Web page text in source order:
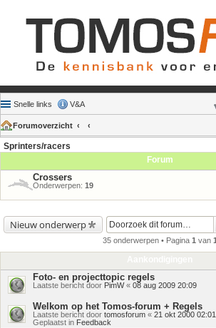
Snelle links V&A
Forumoverzicht
Sprinters/racers
Forum
Crossers
Onderwerpen: 19
Nieuw onderwerp
35 onderwerpen • Pagina 1 van 1
Foto- en projecttopic regels
Laatste bericht door PimW« 08 aug 2009 20:09
Welkom op het Tomos-forum + Regels
Laatste bericht door tomosforum « 21 okt 2000 02:01
Geplaatst in Feedback